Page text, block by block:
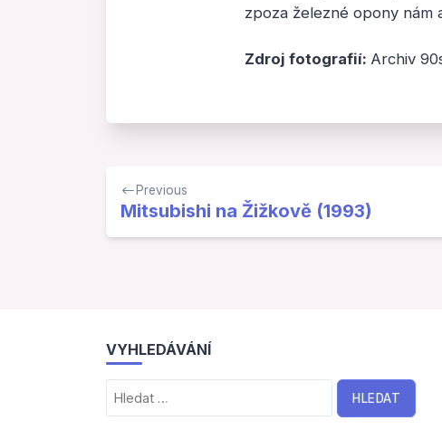
zpoza železné opony nám
Zdroj fotografií: Archiv
Navigace
pro
příspěvek
Previous
Mitsubishi na Žižkově (1993)
VYHLEDÁVÁNÍ
Vyhledávání